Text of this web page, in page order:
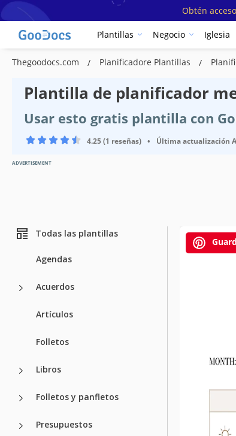
Obtén
Plantillas Negocio Iglesia
Thegoodocs.com Planificadore Plantillas
Plantilla de planificador
Usar esto gratis plantilla con
4.25 (1 reseñas) • Última actualización
ADVERTISEMENT
Todas las plantillas
Agendas
Acuerdos
Artículos
Folletos
Libros
Folletos y panfletos
Presupuestos